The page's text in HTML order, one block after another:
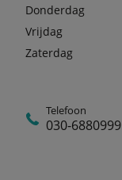
Donderdag
Vrijdag
Zaterdag
Telefoon
030-6880999